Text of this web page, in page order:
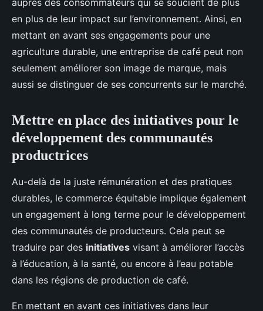
en plus de leur impact sur l’environnement. Ainsi, en
mettant en avant ses engagements pour une
agriculture durable, une entreprise de café peut non
seulement améliorer son image de marque, mais
aussi se distinguer de ses concurrents sur le marché.
Mettre en place des initiatives pour le
développement des communautés
productrices
Au-delà de la juste rémunération et des pratiques
durables, le commerce équitable implique également
un engagement à long terme pour le développement
des communautés de producteurs. Cela peut se
traduire par des initiatives visant à améliorer l’accès
à l’éducation, à la santé, ou encore à l’eau potable
dans les régions de production de café.
En mettant en avant ces initiatives dans leur